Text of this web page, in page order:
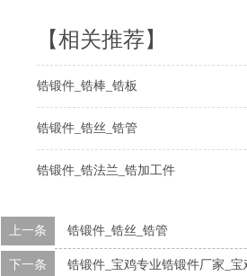
【相关推荐】
锆锻件_锆棒_锆板
锆锻件_锆丝_锆管
锆锻件_锆法兰_锆加工件
上一条 锆锻件_锆丝_锆管
下一条 锆锻件_宝鸡专业锆锻件厂家_宝